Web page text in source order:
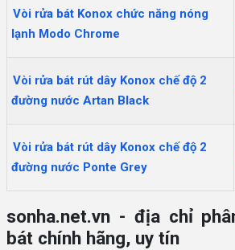
Vòi rửa bát Konox chức năng nóng
lạnh Modo Chrome
Vòi rửa bát rút dây Konox chế độ 2
đường nước Artan Black
Vòi rửa bát rút dây Konox chế độ 2
đường nước Ponte Grey
sonha.net.vn - địa chỉ
bát chính hãng, uy tín